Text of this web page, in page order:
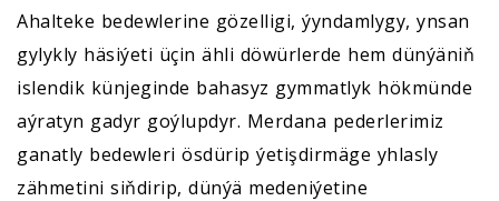
Ahalteke bedewlerine gözelligi, ýyndamlygy, ynsan
gylykly häsiýeti üçin ähli döwürlerde hem dünýäniň
islendik künjeginde bahasyz gymmatlyk hökmünde
aýratyn gadyr goýlupdyr. Merdana pederlerimiz
ganatly bedewleri ösdürip ýetişdirmäge yhlasly
zähmetini siňdirip, dünýä medeniýetine